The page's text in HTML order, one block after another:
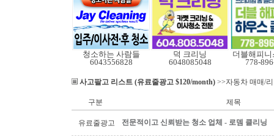
청소하는 사람들
6043556828
덕 크리닝
6048085048
더블해피
778-
사고팔고 리스트 (유료줄광고 $120/month) >>자동차 매매/
구분 제목
유료줄광고 전문적이고 신뢰받는 청소 업체 - 로뎀 클리닝